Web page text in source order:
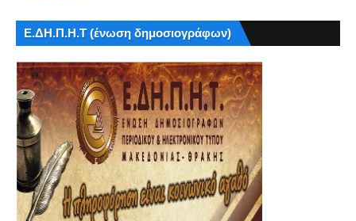
Ε.ΔΗ.Π.Η.Τ (ένωση δημοσιογράφων)